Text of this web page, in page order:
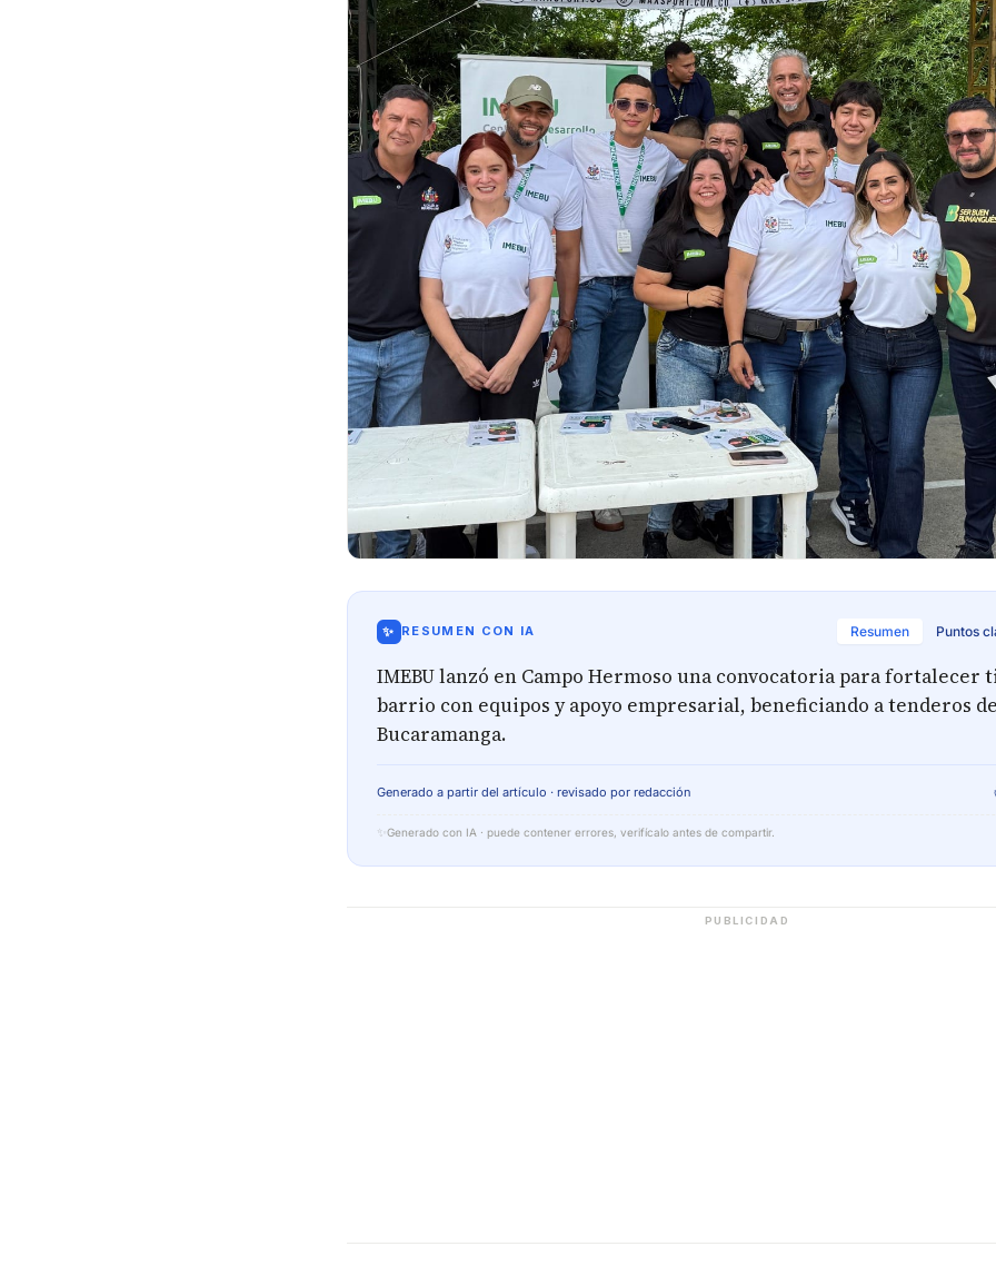
✨ RESUMEN CON IA Resumen Puntos
IMEBU lanzó en Campo Hermoso una convocatoria para fortalecer
barrio con equipos y apoyo empresarial, beneficiando a tenderos de
Bucaramanga.
Generado a partir del artículo · revisado por redacción
✨ Generado con IA · puede contener errores, verifícalo antes de compartir.
PUBLICIDAD